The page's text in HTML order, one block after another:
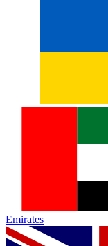
Emirates